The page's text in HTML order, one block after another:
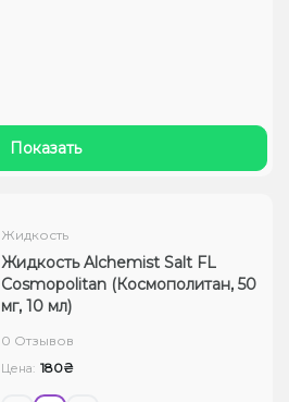
Показать
Жидкость
Жидкость Alchemist Salt FL
Cosmopolitan (Космополитан, 50
мг, 10 мл)
0 Отзывов
Цена: 180₴